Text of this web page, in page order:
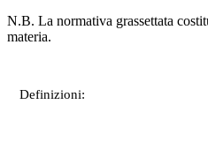
N.B. La normativa grassettata
materia.
Definizioni: